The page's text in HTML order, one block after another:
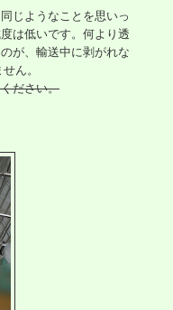
じようなことを思いっ
は低いです。何より透
が、輸送中に剥がれな
ん。
ださい。